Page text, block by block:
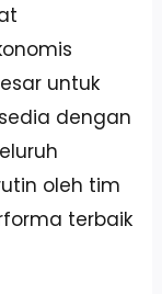
untuk
dengan
oleh tim
terbaik